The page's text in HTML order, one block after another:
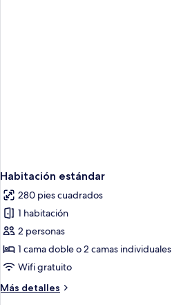
Habitación estándar
280 pies cuadrados
1 habitación
2 personas
1 cama doble o 2 camas individuales
Wifi gratuito
Más detalles
Más